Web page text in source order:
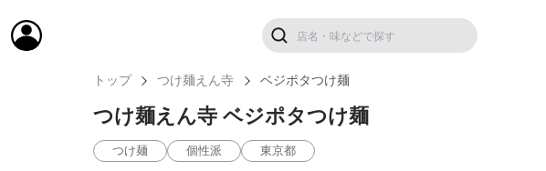
トップ つけ麺えん寺 ベジポタつけ麺
つけ麺えん寺 ベジポタつけ麺
つけ麺 個性派 東京都